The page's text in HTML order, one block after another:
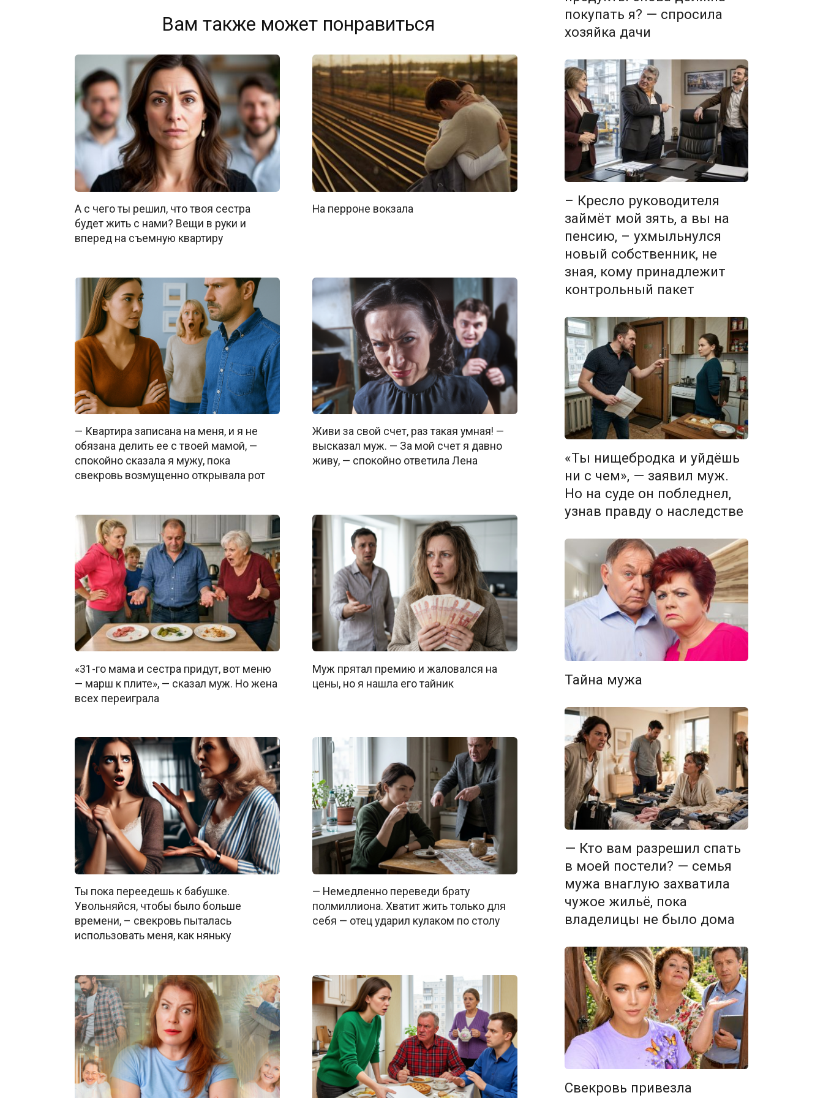
Вам также может понравиться
А с чего ты решил, что твоя сестра
будет жить с нами? Вещи в руки и
вперед на съемную квартиру
На перроне вокзала
— Квартира записана на меня, и я не
обязана делить ее с твоей мамой, —
спокойно сказала я мужу, пока
свекровь возмущенно открывала рот
Живи за свой счет, раз такая умная! —
высказал муж. — За мой счет я давно
живу, — спокойно ответила Лена
«31-го мама и сестра придут, вот меню
— марш к плите», — сказал муж. Но жена
всех переиграла
Муж прятал премию и жаловался на
цены, но я нашла его тайник
Ты пока переедешь к бабушке.
Увольняйся, чтобы было больше
времени, – свекровь пыталась
использовать меня, как няньку
— Немедленно переведи брату
полмиллиона. Хватит жить только для
себя — отец ударил кулаком по столу
покупать я? — спросила
хозяйка дачи
– Кресло руководителя
займёт мой зять, а вы на
пенсию, – ухмыльнулся
новый собственник, не
зная, кому принадлежит
контрольный пакет
«Ты нищебродка и уйдёшь
ни с чем», — заявил муж.
Но на суде он побледнел,
узнав правду о наследстве
Тайна мужа
— Кто вам разрешил спать
в моей постели? — семья
мужа внаглую захватила
чужое жильё, пока
владелицы не было дома
Свекровь привезла